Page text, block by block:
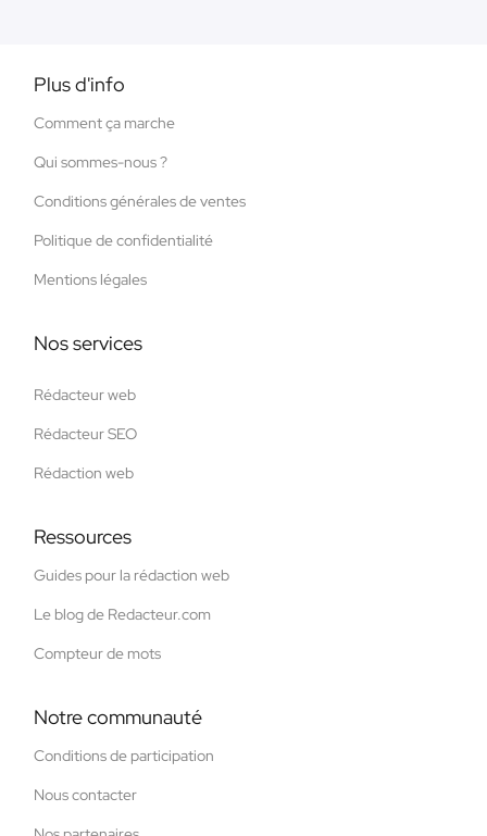
Plus d'info
Comment ça marche
Qui sommes-nous ?
Conditions générales de ventes
Politique de confidentialité
Mentions légales
Nos services
Rédacteur web
Rédacteur SEO
Rédaction web
Ressources
Guides pour la rédaction web
Le blog de Redacteur.com
Compteur de mots
Notre communauté
Conditions de participation
Nous contacter